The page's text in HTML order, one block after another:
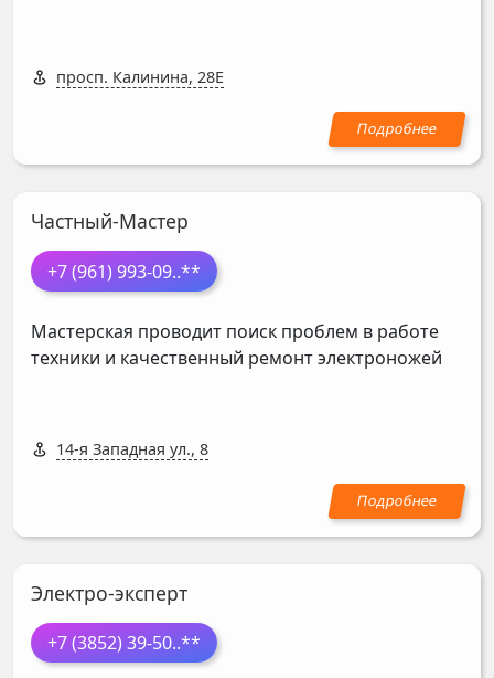
просп. Калинина, 28Е
Частный-Мастер
+7 (961) 993-09..**
Мастерская проводит поиск проблем в работе
техники и качественный ремонт электроножей
14-я Западная ул., 8
Электро-эксперт
+7 (3852) 39-50..**